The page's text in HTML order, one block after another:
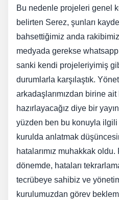
Bu nedenle projeleri genel
belirten Serez, şunları
bahsettiğimiz anda
medyada gerekse
sanki kendi projeleriyimiş
durumlarla karşılaştık.
arkadaşlarımızdan birine
hazırlayacağız diye bir
yüzden ben bu konuyla
kurulda anlatmak
hatalarımız muhakkak
dönemde, hataları
tecrübeye sahibiz ve
kurulumuzdan görev